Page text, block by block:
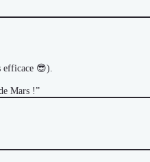
efficace 😎).
Mars !”